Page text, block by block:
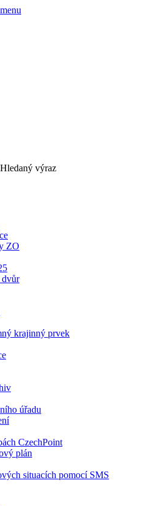
Hledaný výraz
ZO
dvůr
krajinný prvek
úřadu
CzechPoint
plán
situacích pomocí SMS